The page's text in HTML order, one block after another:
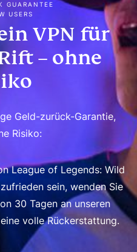
GUARANTEE
USERS
VPN für
– ohne
Geld-zurück-Garantie,
Risiko:
League of Legends: Wild
sein, wenden Sie
30 Tagen an unseren
volle Rückerstattung.